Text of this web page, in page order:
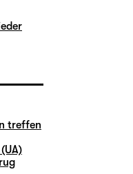
treffen